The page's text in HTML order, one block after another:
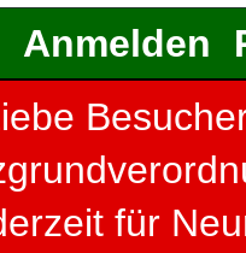
Anmelden
für